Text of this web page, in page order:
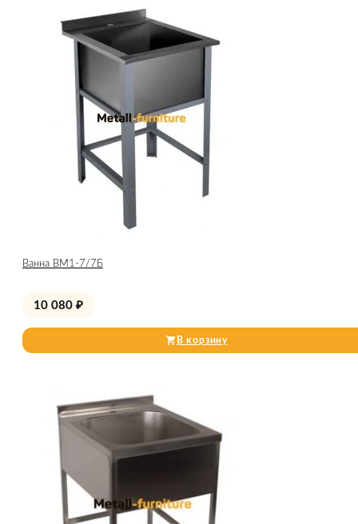
Ванна ВМ1-7/7Б
10 080 ₽
В корзину